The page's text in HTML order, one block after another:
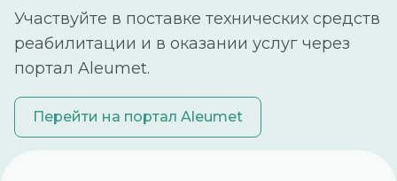
Участвуйте в поставке технических средств
реабилитации и в оказании услуг через
портал Aleumet.
Перейти на портал Aleumet